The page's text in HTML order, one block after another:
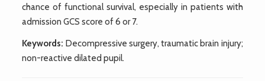
chance of functional survival, especially in patients with
admission GCS score of 6 or 7.
Keywords: Decompressive surgery, traumatic brain injury;
non-reactive dilated pupil.